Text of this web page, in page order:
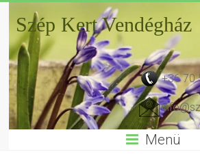
Szép Kert Vendégház
+36 70
Menü